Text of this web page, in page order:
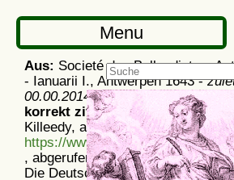
Menu
Aus: Societé des Bollandistes:
- Ianuarii I., Antwerpen 1643 -
00.00.2014
korrekt zitieren: ArtikelActa
Killeedy, aus dem
https://www.heiligenlexikon.de/
, abgerufen am 8. 8. 2026
Die Deutsche Nationalbibliothek